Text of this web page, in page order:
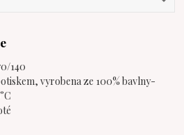
140
vyrobena ze 100% bavlny-